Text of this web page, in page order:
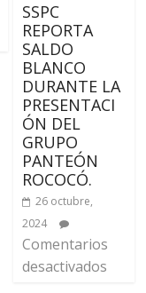
SSPC
REPORTA
SALDO
BLANCO
DURANTE LA
PRESENTACI
ÓN DEL
GRUPO
PANTEÓN
ROCOCÓ.
26 octubre,
2024
Comentarios
desactivados